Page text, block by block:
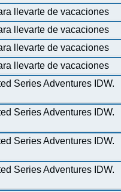
llevarte de vacaciones
llevarte de vacaciones
llevarte de vacaciones
llevarte de vacaciones
Series Adventures IDW.
Series Adventures IDW.
Series Adventures IDW.
Series Adventures IDW.